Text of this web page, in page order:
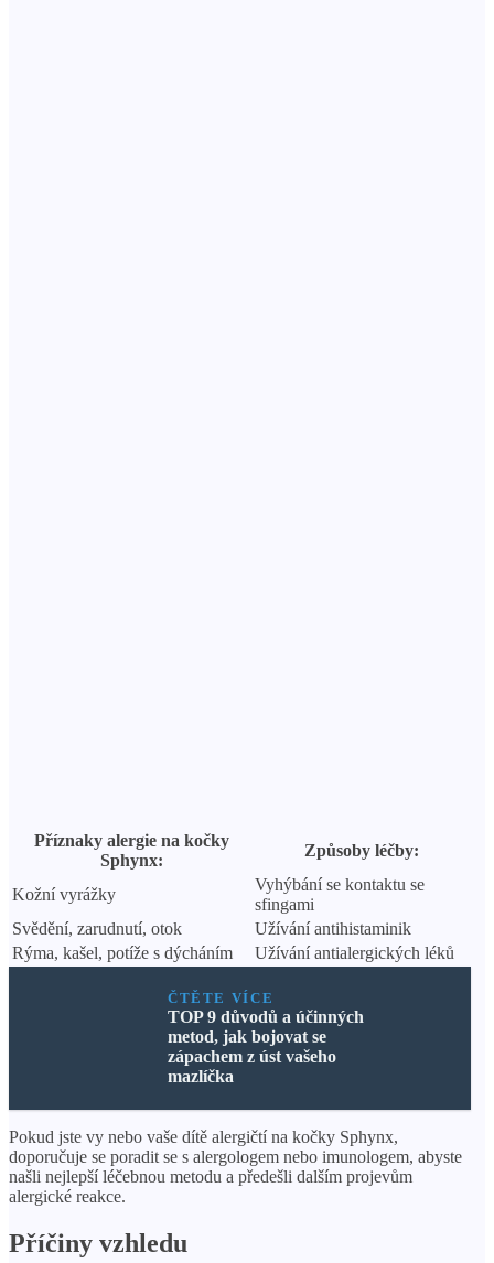
Příznaky alergie na kočky
Sphynx:
Způsoby léčby:
Kožní vyrážky
Vyhýbání se kontaktu se
sfingami
Svědění, zarudnutí, otok
Užívání antihistaminik
Rýma, kašel, potíže s dýcháním
Užívání antialergických léků
ČTĚTE VÍCE
TOP 9 důvodů a účinných
metod, jak bojovat se
zápachem z úst vašeho
mazlíčka
Pokud jste vy nebo vaše dítě alergičtí na kočky Sphynx,
doporučuje se poradit se s alergologem nebo imunologem, abyste
našli nejlepší léčebnou metodu a předešli dalším projevům
alergické reakce.
Příčiny vzhledu